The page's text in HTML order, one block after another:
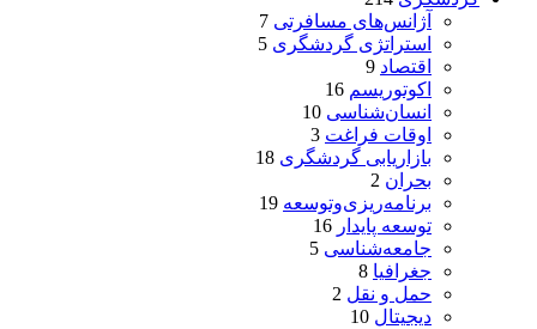
آژانس‌های مسافرتی 7
استراتژی گردشگری 5
اقتصاد 9
اکوتوریسم 16
انسان‌شناسی 10
اوقات فراغت 3
بازاریابی گردشگری 18
بحران 2
برنامه‌ریزی‌وتوسعه 19
توسعه پایدار 16
جامعه‌شناسی 5
جغرافیا 8
حمل و نقل 2
دیجیتال 10